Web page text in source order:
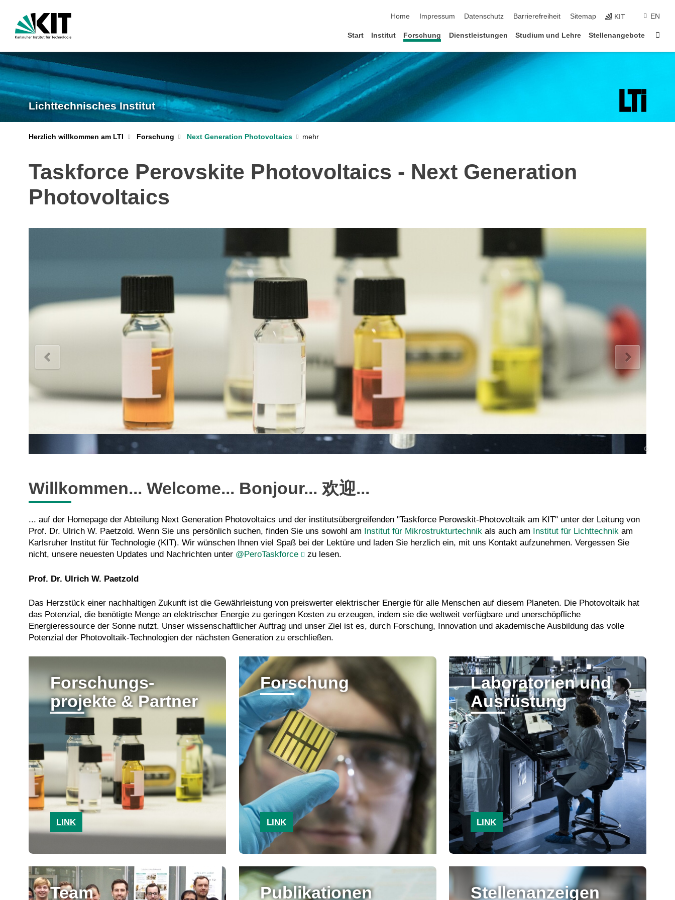
Home
Impressum Datenschutz Barrierefreiheit Sitemap KIT EN
Start Institut Forschung Dienstleistungen Studium und Lehre Stellenangebote
Lichttechnisches Institut
Herzlich willkommen am LTI Forschung Next Generation Photovoltaics
Taskforce Perovskite Photovoltaics - Next Generation
Photovoltaics
Willkommen... Welcome... Bonjour... 欢迎...
... auf der Homepage der Abteilung Next Generation Photovoltaics und der institutsübergreifenden "Taskforce Perowskit-Photovoltaik am KIT" unter der Leitung von
Prof. Dr. Ulrich W. Paetzold. Wenn Sie uns persönlich suchen, finden Sie uns sowohl am Institut für Mikrostrukturtechnik als auch am Institut für Lichttechnik am
Karlsruher Institut für Technologie (KIT). Wir wünschen Ihnen viel Spaß bei der Lektüre und laden Sie herzlich ein, mit uns Kontakt aufzunehmen. Vergessen Sie
nicht, unsere neuesten Updates und Nachrichten unter @PeroTaskforce zu lesen.
Prof. Dr. Ulrich W. Paetzold
Das Herzstück einer nachhaltigen Zukunft ist die Gewährleistung von preiswerter elektrischer Energie für alle Menschen auf diesem Planeten. Die Photovoltaik hat
das Potenzial, die benötigte Menge an elektrischer Energie zu geringen Kosten zu erzeugen, indem sie die weltweit verfügbare und unerschöpfliche
Energieressource der Sonne nutzt. Unser wissenschaftlicher Auftrag und unser Ziel ist es, durch Forschung, Innovation und akademische Ausbildung das volle
Potenzial der Photovoltaik-Technologien der nächsten Generation zu erschließen.
Forschungs-
projekte & Partner
LINK
Forschung
LINK
Laboratorien und
Ausrüstung
LINK
Team Publikationen Stellenanzeigen